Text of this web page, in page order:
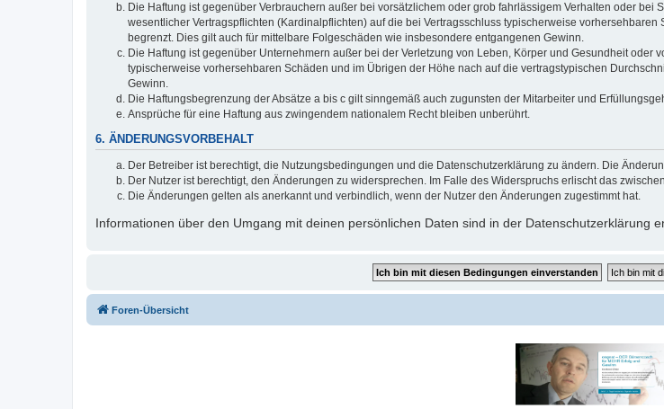
Die Haftung ist gegenüber Verbrauchern außer bei vorsätzlichem oder grob fahrlässigem Verhalten oder
wesentlicher Vertragspflichten (Kardinalpflichten) auf die bei Vertragsschluss typischerweise
begrenzt. Dies gilt auch für mittelbare Folgeschäden wie insbesondere entgangenen Gewinn.
Die Haftung ist gegenüber Unternehmern außer bei der Verletzung von Leben, Körper und Gesundheit
typischerweise vorhersehbaren Schäden und im Übrigen der Höhe nach auf die vertragstypischen
Gewinn.
Die Haftungsbegrenzung der Absätze a bis c gilt sinngemäß auch zugunsten der Mitarbeiter und
Ansprüche für eine Haftung aus zwingendem nationalem Recht bleiben unberührt.
6. ÄNDERUNGSVORBEHALT
Der Betreiber ist berechtigt, die Nutzungsbedingungen und die Datenschutzerklärung zu ändern. Die
Der Nutzer ist berechtigt, den Änderungen zu widersprechen. Im Falle des Widerspruchs erlischt das
Die Änderungen gelten als anerkannt und verbindlich, wenn der Nutzer den Änderungen zugestimmt hat.
Informationen über den Umgang mit deinen persönlichen Daten sind in der Datenschutzerklärung
Foren-Übersicht